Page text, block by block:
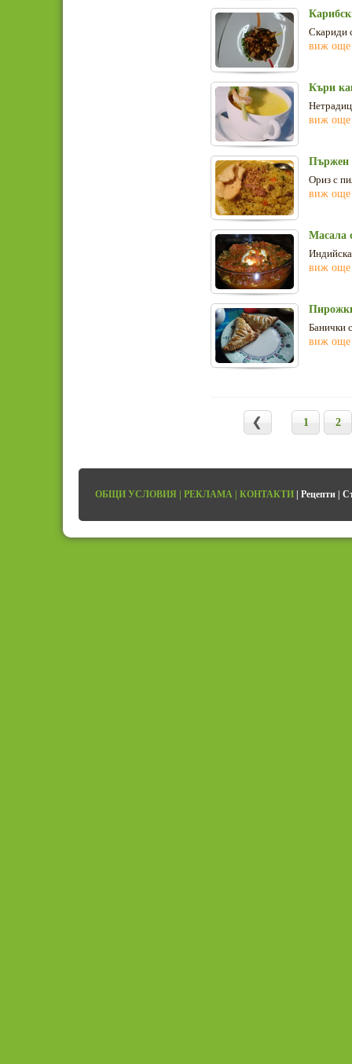
Скариди
виж още
Къри
виж още
Пържен
Ориз с
виж още
Масала
виж още
Банички
виж още
1 2
ОБЩИ УСЛОВИЯ РЕКЛАМА КОНТАКТИ Рецепти